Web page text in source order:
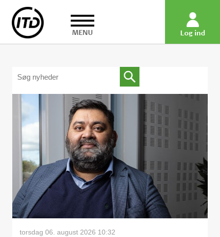
MENU Log ind
torsdag 06. august 2026 10:32